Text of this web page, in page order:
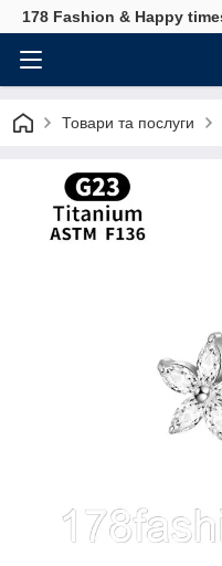
178 Fashion & Happy
Товари та послуги